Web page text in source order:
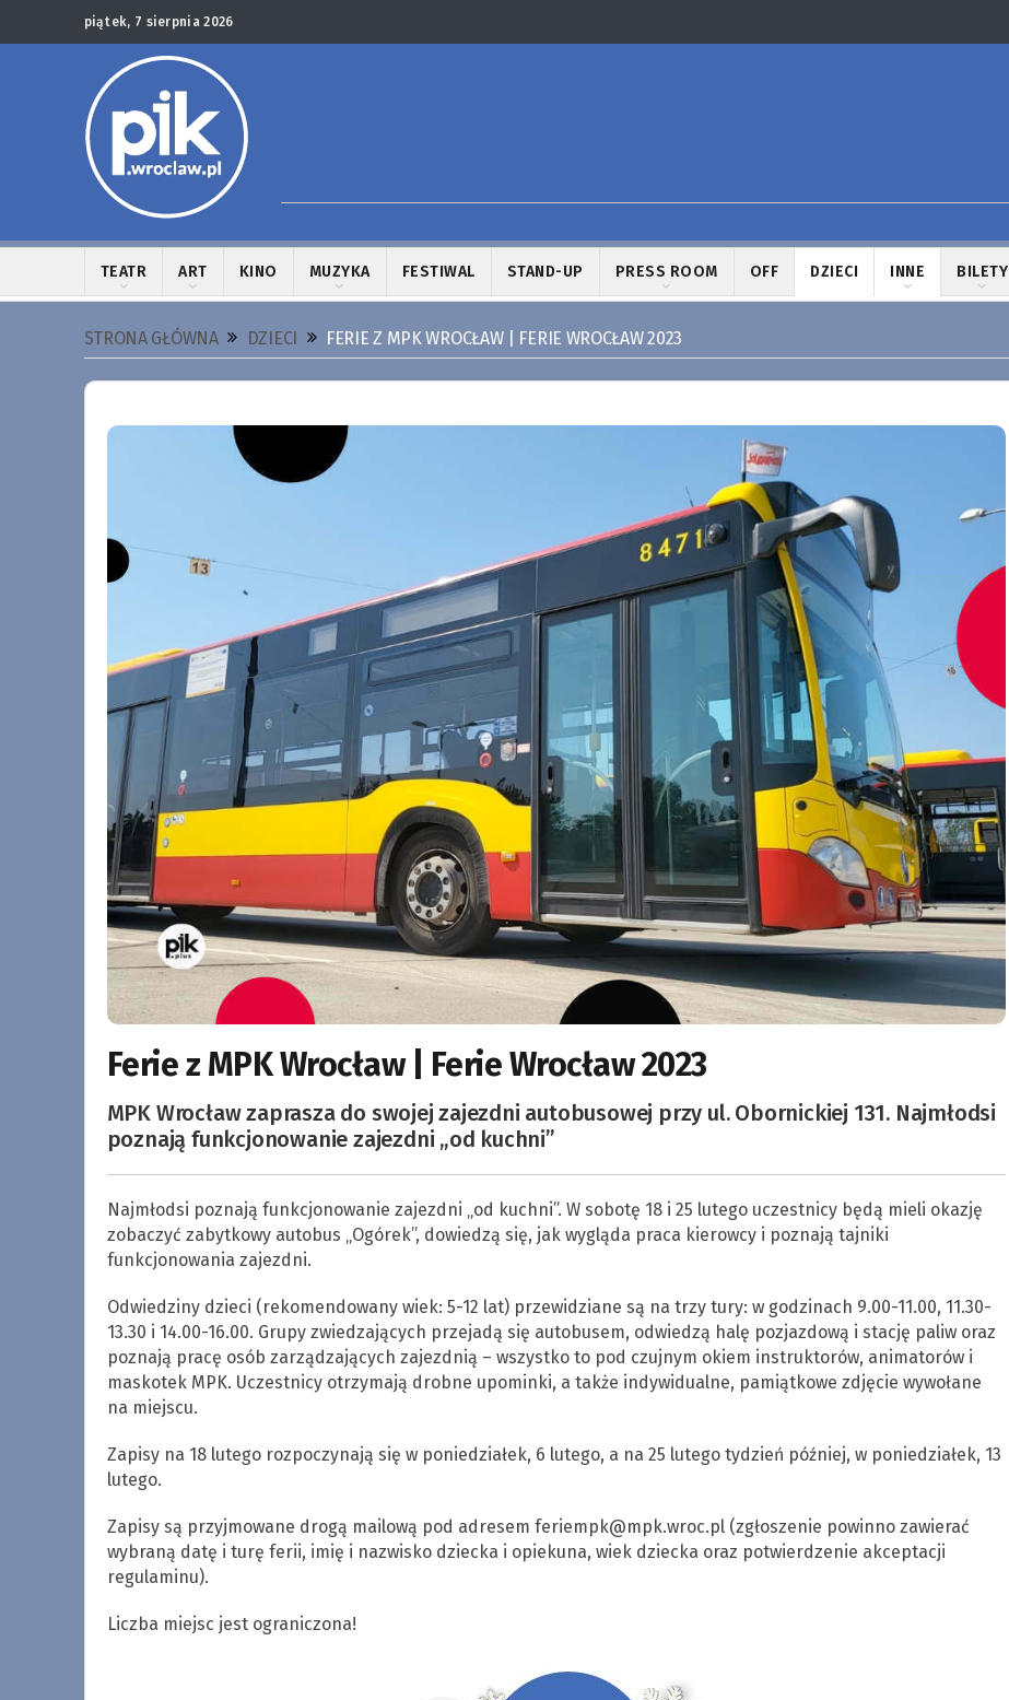
piątek, 7 sierpnia 2026
TEATR ART KINO MUZYKA FESTIWAL STAND-UP PRESS ROOM OFF DZIECI INNE BILETY
STRONA GŁÓWNA DZIECI FERIE Z MPK WROCŁAW | FERIE WROCŁAW 2023
Ferie z MPK Wrocław | Ferie Wrocław 2023
MPK Wrocław zaprasza do swojej zajezdni autobusowej przy ul. Obornickiej 131. Najmłodsi
poznają funkcjonowanie zajezdni „od kuchni”
Najmłodsi poznają funkcjonowanie zajezdni „od kuchni”. W sobotę 18 i 25 lutego uczestnicy będą mieli okazję
zobaczyć zabytkowy autobus „Ogórek”, dowiedzą się, jak wygląda praca kierowcy i poznają tajniki
funkcjonowania zajezdni.
Odwiedziny dzieci (rekomendowany wiek: 5-12 lat) przewidziane są na trzy tury: w godzinach 9.00-11.00, 11.30-
13.30 i 14.00-16.00. Grupy zwiedzających przejadą się autobusem, odwiedzą halę pozjazdową i stację paliw oraz
poznają pracę osób zarządzających zajezdnią – wszystko to pod czujnym okiem instruktorów, animatorów i
maskotek MPK. Uczestnicy otrzymają drobne upominki, a także indywidualne, pamiątkowe zdjęcie wywołane
na miejscu.
Zapisy na 18 lutego rozpoczynają się w poniedziałek, 6 lutego, a na 25 lutego tydzień później, w poniedziałek, 13
lutego.
Zapisy są przyjmowane drogą mailową pod adresem feriempk@mpk.wroc.pl(zgłoszenie powinno zawierać
wybraną datę i turę ferii, imię i nazwisko dziecka i opiekuna, wiek dziecka oraz potwierdzenie akceptacji
regulaminu).
Liczba miejsc jest ograniczona!